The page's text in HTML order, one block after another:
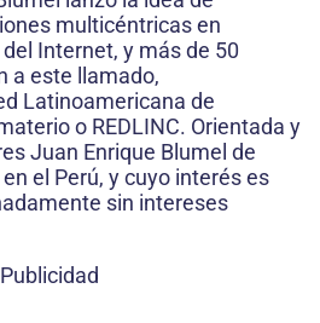
multicéntricas en
Internet, y más de 50
a este llamado,
Latinoamericana de
o REDLINC. Orientada y
Juan Enrique Blumel de
el Perú, y cuyo interés es
sin intereses
Publicidad